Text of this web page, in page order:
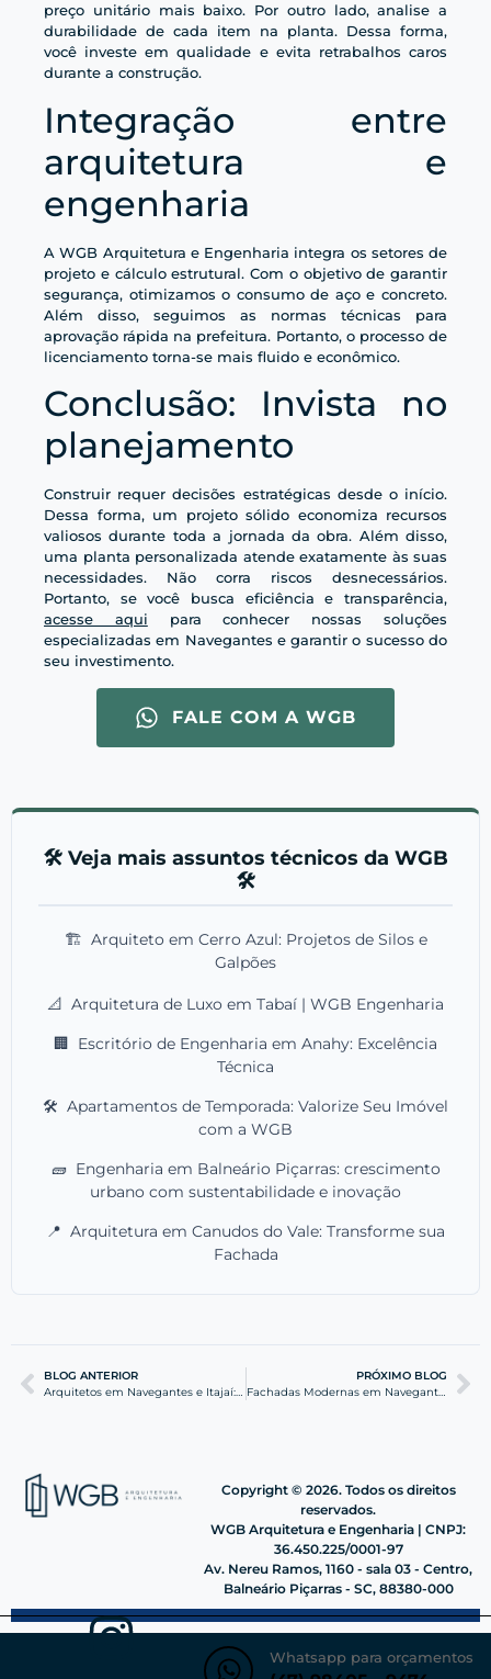
preço unitário mais baixo. Por outro lado, analise a
durabilidade de cada item na planta. Dessa forma,
você investe em qualidade e evita retrabalhos caros
durante a construção.
Integração entre
arquitetura e
engenharia
A WGB Arquitetura e Engenharia integra os setores de
projeto e cálculo estrutural. Com o objetivo de garantir
segurança, otimizamos o consumo de aço e concreto.
Além disso, seguimos as normas técnicas para
aprovação rápida na prefeitura. Portanto, o processo de
licenciamento torna-se mais fluido e econômico.
Conclusão: Invista no
planejamento
Construir requer decisões estratégicas desde o início.
Dessa forma, um projeto sólido economiza recursos
valiosos durante toda a jornada da obra. Além disso,
uma planta personalizada atende exatamente às suas
necessidades. Não corra riscos desnecessários.
Portanto, se você busca eficiência e transparência,
acesse aqui para conhecer nossas soluções
especializadas em Navegantes e garantir o sucesso do
seu investimento.
FALE COM A WGB
🛠️ Veja mais assuntos técnicos da WGB
🛠️
🏗️ Arquiteto em Cerro Azul: Projetos de Silos e
Galpões
📐 Arquitetura de Luxo em Tabaí | WGB Engenharia
🏢 Escritório de Engenharia em Anahy: Excelência
Técnica
🛠️ Apartamentos de Temporada: Valorize Seu Imóvel
com a WGB
🧱 Engenharia em Balneário Piçarras: crescimento
urbano com sustentabilidade e inovação
📍 Arquitetura em Canudos do Vale: Transforme sua
Fachada
BLOG ANTERIOR
PRÓXIMO BLOG
Fachadas Modernas em Navegantes: Valorize seu Imóvel
Copyright © 2026. Todos os direitos
reservados.
WGB Arquitetura e Engenharia | CNPJ:
36.450.225/0001-97
Av. Nereu Ramos, 1160 - sala 03 - Centro,
Balneário Piçarras - SC, 88380-000
Whatsapp para orçamentos